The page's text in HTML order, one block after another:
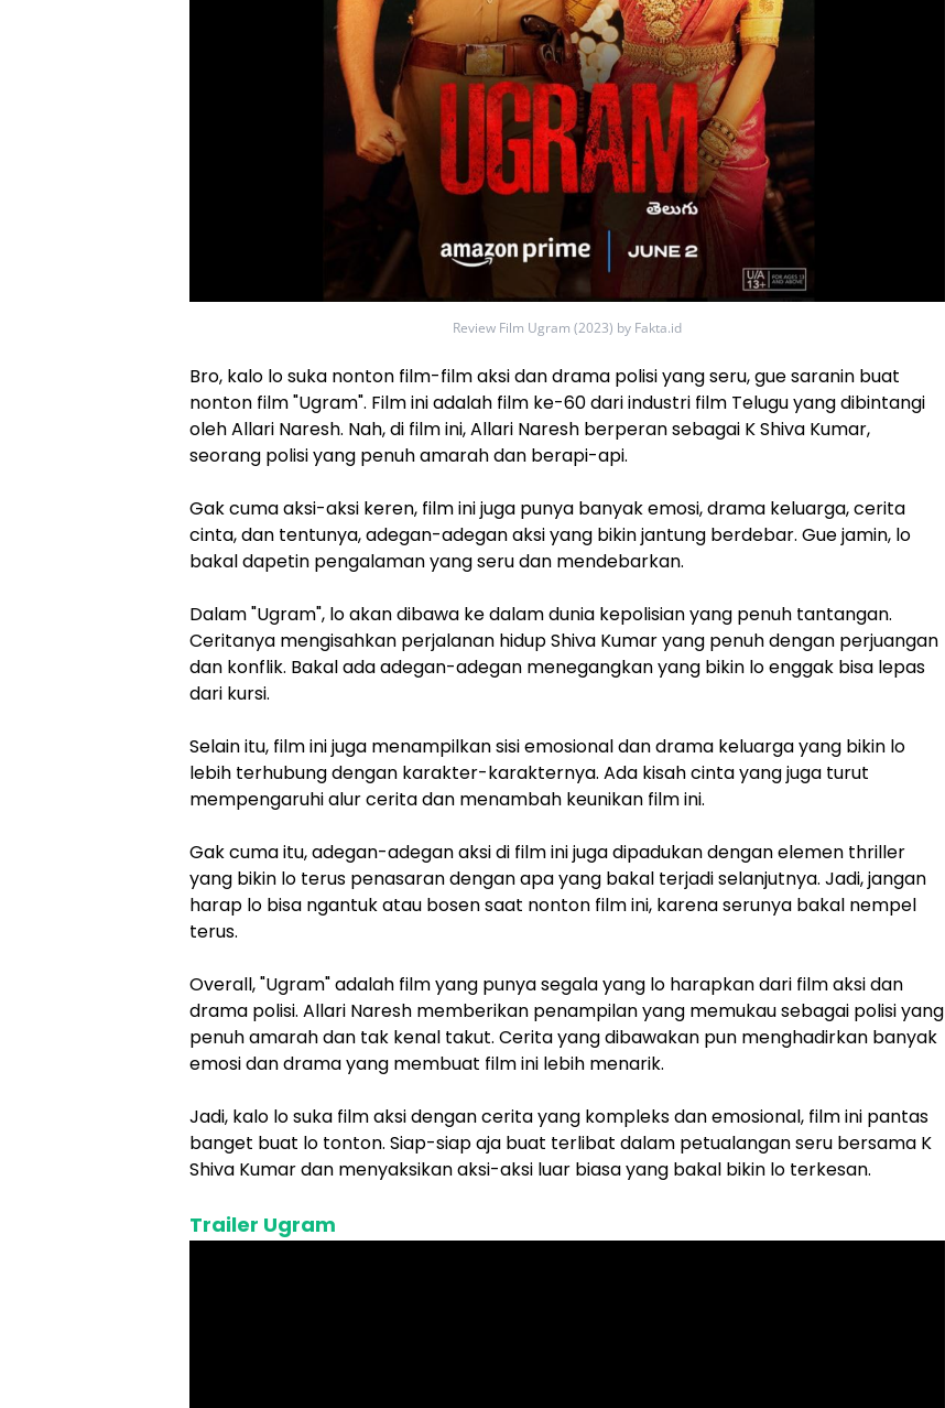
Review Film Ugram (2023) by Fakta.id
Bro, kalo lo suka nonton film-film aksi dan drama polisi yang seru, gue saranin buat
nonton film "Ugram". Film ini adalah film ke-60 dari industri film Telugu yang dibintangi
oleh Allari Naresh. Nah, di film ini, Allari Naresh berperan sebagai K Shiva Kumar,
seorang polisi yang penuh amarah dan berapi-api.
Gak cuma aksi-aksi keren, film ini juga punya banyak emosi, drama keluarga, cerita
cinta, dan tentunya, adegan-adegan aksi yang bikin jantung berdebar. Gue jamin, lo
bakal dapetin pengalaman yang seru dan mendebarkan.
Dalam "Ugram", lo akan dibawa ke dalam dunia kepolisian yang penuh tantangan.
Ceritanya mengisahkan perjalanan hidup Shiva Kumar yang penuh dengan perjuangan
dan konflik. Bakal ada adegan-adegan menegangkan yang bikin lo enggak bisa lepas
dari kursi.
Selain itu, film ini juga menampilkan sisi emosional dan drama keluarga yang bikin lo
lebih terhubung dengan karakter-karakternya. Ada kisah cinta yang juga turut
mempengaruhi alur cerita dan menambah keunikan film ini.
Gak cuma itu, adegan-adegan aksi di film ini juga dipadukan dengan elemen thriller
yang bikin lo terus penasaran dengan apa yang bakal terjadi selanjutnya. Jadi, jangan
harap lo bisa ngantuk atau bosen saat nonton film ini, karena serunya bakal nempel
terus.
Overall, "Ugram" adalah film yang punya segala yang lo harapkan dari film aksi dan
drama polisi. Allari Naresh memberikan penampilan yang memukau sebagai polisi yang
penuh amarah dan tak kenal takut. Cerita yang dibawakan pun menghadirkan banyak
emosi dan drama yang membuat film ini lebih menarik.
Jadi, kalo lo suka film aksi dengan cerita yang kompleks dan emosional, film ini pantas
banget buat lo tonton. Siap-siap aja buat terlibat dalam petualangan seru bersama K
Shiva Kumar dan menyaksikan aksi-aksi luar biasa yang bakal bikin lo terkesan.
Trailer Ugram